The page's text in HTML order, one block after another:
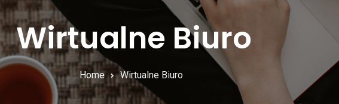
Wirtualne Biuro
Home Wirtualne Biuro